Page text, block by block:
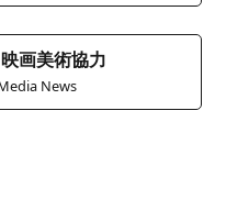
画美術協力
News